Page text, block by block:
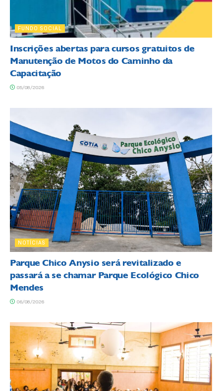
FUNDO SOCIAL
Inscrições abertas para cursos gratuitos de
Manutenção de Motos do Caminho da
Capacitação
05/08/2026
NOTÍCIAS
Parque Chico Anysio será revitalizado e
passará a se chamar Parque Ecológico Chico
Mendes
06/08/2026